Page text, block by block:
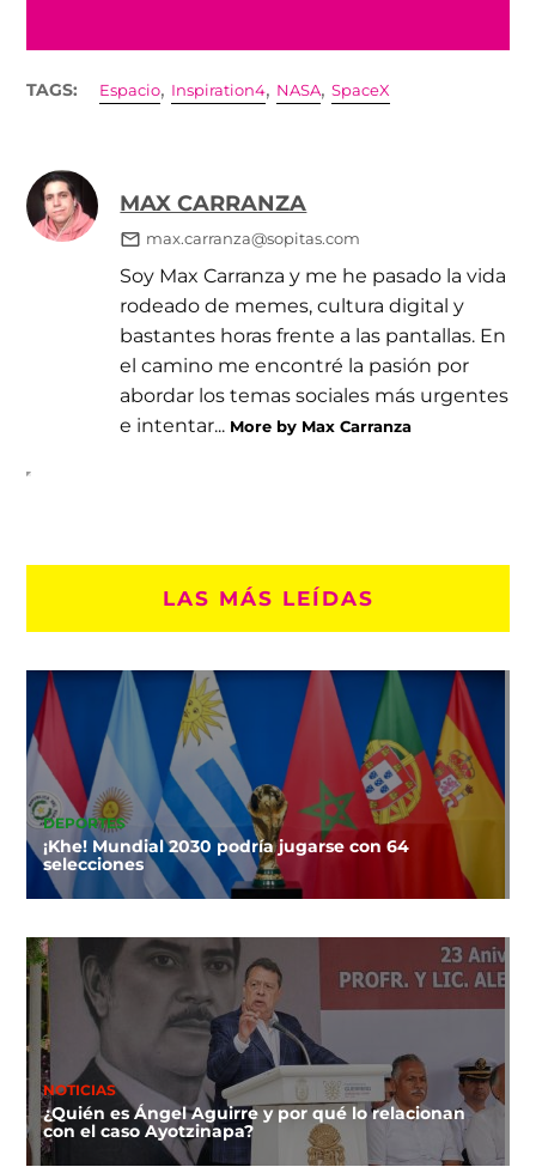
TAGS: Espacio, Inspiration4, NASA,SpaceX
MAX CARRANZA
max.carranza@sopitas.com
Soy Max Carranza y me he pasado la vida
rodeado de memes, cultura digital y
bastantes horas frente a las pantallas. En
el camino me encontré la pasión por
abordar los temas sociales más urgentes
e intentar... More by Max Carranza
LAS MÁS LEÍDAS
DEPORTES
¡Khe! Mundial 2030 podría jugarse con 64
selecciones
NOTICIAS
¿Quién es Ángel Aguirre y por qué lo relacionan
con el caso Ayotzinapa?